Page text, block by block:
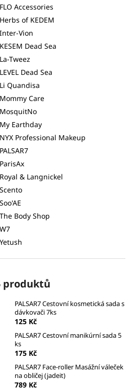
FLO Accessories
Herbs of KEDEM
Inter-Vion
KESEM Dead Sea
La-Tweez
LEVEL Dead Sea
Li Quandisa
Mommy Care
MosquitNo
My Earthday
NYX Professional Makeup
PALSAR7
ParisAx
Royal & Langnickel
Scento
Soo'AE
The Body Shop
W7
Yetush
produktů
PALSAR7 Cestovní kosmetická sada s
dávkovači 7ks
125 Kč
PALSAR7 Cestovní manikúrní sada 5
ks
175 Kč
PALSAR7 Face-roller Masážní váleček
na obličej (jadeit)
789 Kč